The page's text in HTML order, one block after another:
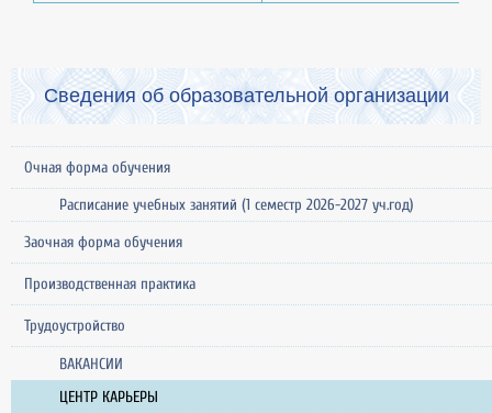
Сведения об образовательной организации
Очная форма обучения
Расписание учебных занятий (1 семестр 2026-2027 уч.год)
Заочная форма обучения
Производственная практика
Трудоустройство
ВАКАНСИИ
ЦЕНТР КАРЬЕРЫ